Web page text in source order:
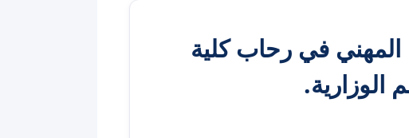
المهني في رحاب كلية
الوزارية.